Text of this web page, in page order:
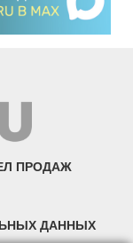
ПРОДАЖ
ДАННЫХ